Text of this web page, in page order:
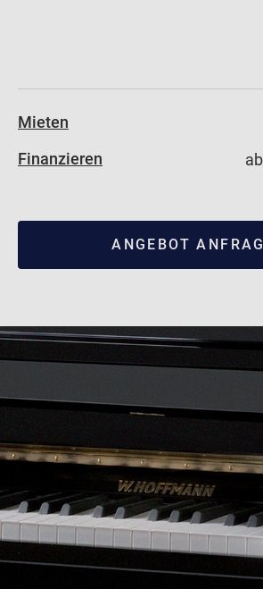
Mieten
Finanzieren
ANGEBOT